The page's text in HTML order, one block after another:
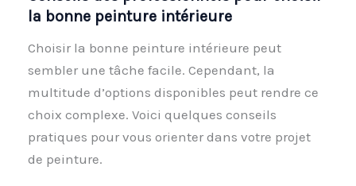
la bonne peinture intérieure
Choisir la bonne peinture intérieure peut
sembler une tâche facile. Cependant, la
multitude d’options disponibles peut rendre ce
choix complexe. Voici quelques conseils
pratiques pour vous orienter dans votre projet
de peinture.